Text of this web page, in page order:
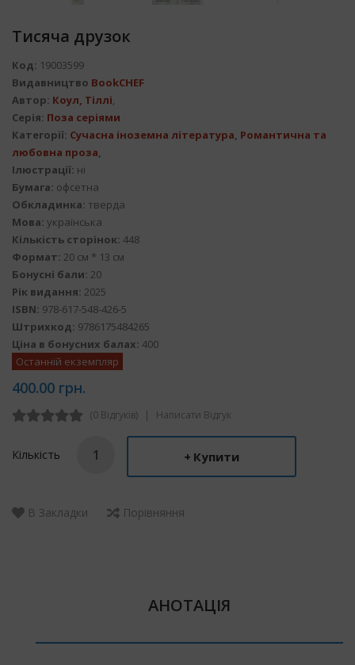
Тисяча друзок
Ціна в бонусних балах: 400
Код: 19003599
Автор: Коул, Тіллі,
Серія: Поза серіями
Категорії: Сучасна іноземна література, Романтична та
любовна проза,
Ілюстрації: ні
Бумага: офсетна
Обкладинка: тверда
Мова: українська
Кількість сторінок: 448
Видавництво BookCHEF
Формат: 20 см * 13 см
Бонусні бали: 20
Рік видання: 2025
ISBN: 978-617-548-426-5
Штрихкод: 9786175484265
Останній екземпляр
400.00 грн.
(0 Відгуків) Написати Відгук
Кількість Купити
В Закладки Порівняння
АНОТАЦІЯ